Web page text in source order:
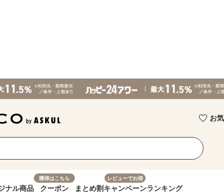
お
ナル商品
獲得はこちら
クーポン まとめ割
レビューでお得
キャンペーンランキング